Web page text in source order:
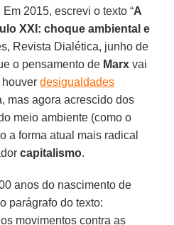
2015, escrevi o texto “A
XXI: choque ambiental e
Revista Dialética, junho de
o pensamento de Marx vai
houverdesigualdades
mas agora acrescido dos
meio ambiente (como o
a forma atual mais radical
capitalismo.
anos do nascimento de
parágrafo do texto:
movimentos contra as